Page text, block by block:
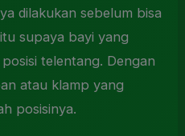
dilakukan sebelum bisa
supaya bayi yang
telentang. Dengan
atau klamp yang
posisinya.